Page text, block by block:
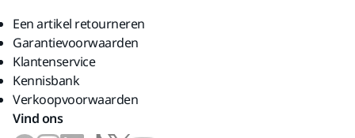
Een artikel retourneren
Garantievoorwaarden
Klantenservice
Kennisbank
Verkoopvoorwaarden
Vind ons